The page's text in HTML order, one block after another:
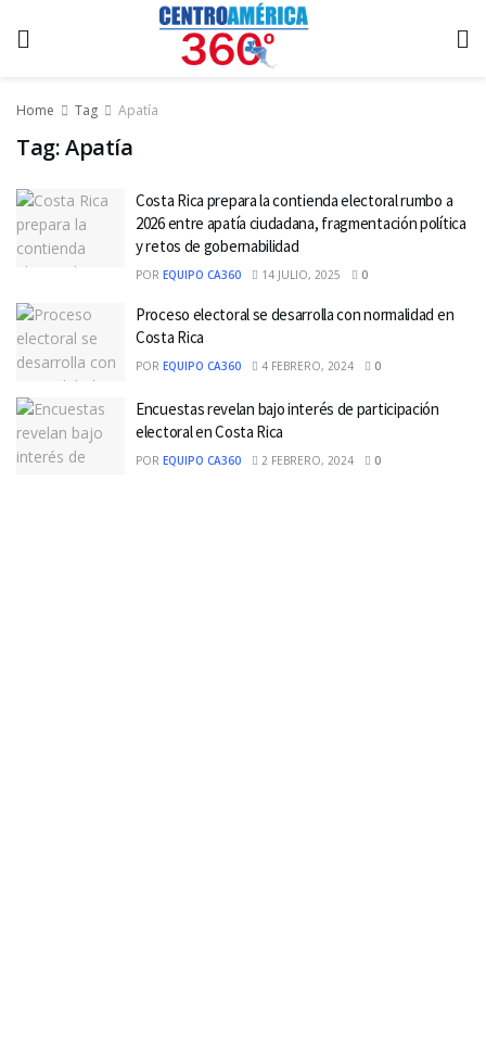
Home Tag Apatía
Tag:Apatía
Costa Rica prepara la contienda electoral rumbo a
2026 entre apatía ciudadana, fragmentación política
y retos de gobernabilidad
POR EQUIPO CA360 14 JULIO, 2025 0
Proceso electoral se desarrolla con normalidad en
Costa Rica
POR EQUIPO CA360 4 FEBRERO, 2024 0
Encuestas revelan bajo interés de participación
electoral en Costa Rica
POR EQUIPO CA360 2 FEBRERO, 2024 0